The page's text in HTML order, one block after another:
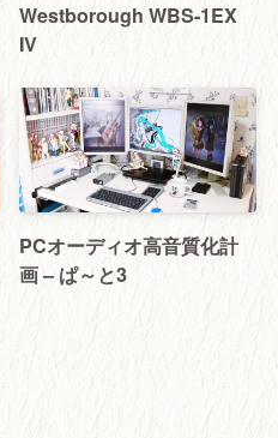
Westborough WBS-1EX
IV
PCオーディオ高音質化計
画 – ぱ～と3